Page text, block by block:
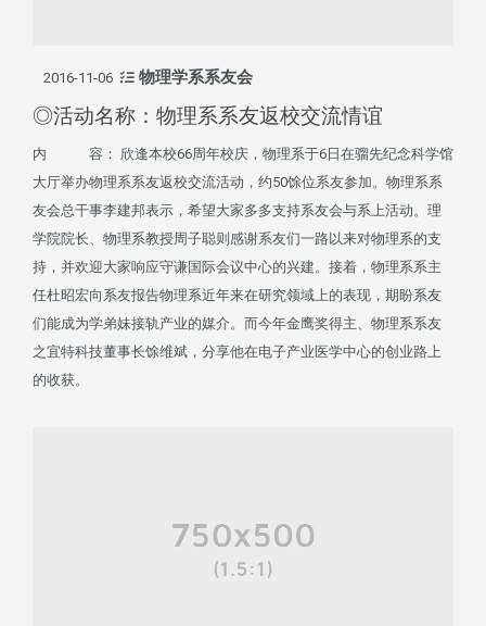
2016-11-06 物理学系系友会
◎活动名称：物理系系友返校交流情谊
内 容： 欣逢本校66周年校庆，物理系于6日在骝先纪念科学馆
大厅举办物理系系友返校交流活动，约50馀位系友参加。物理系系
友会总干事李建邦表示，希望大家多多支持系友会与系上活动。理
学院院长、物理系教授周子聪则感谢系友们一路以来对物理系的支
持，并欢迎大家响应守谦国际会议中心的兴建。接着，物理系系主
任杜昭宏向系友报告物理系近年来在研究领域上的表现，期盼系友
们能成为学弟妹接轨产业的媒介。而今年金鹰奖得主、物理系系友
之宜特科技董事长馀维斌，分享他在电子产业医学中心的创业路上
的收获。